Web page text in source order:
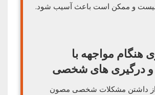
نیست و ممکن است باعث آسیب شود.
هنگام مواجهه با
درگیری های شخصی
از داشتن مشکلات شخصی مصون